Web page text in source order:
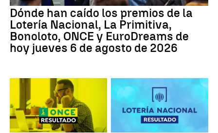
Dónde han caído los premios de la
Lotería Nacional, La Primitiva,
Bonoloto, ONCE y EuroDreams de
hoy jueves 6 de agosto de 2026